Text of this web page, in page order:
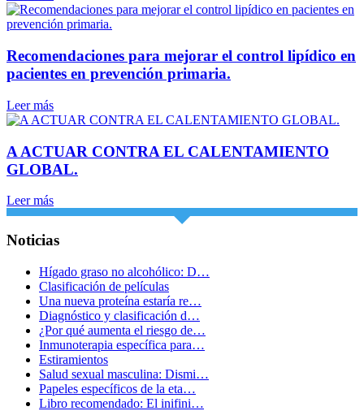
Recomendaciones para mejorar el control lipídico en
pacientes en prevención primaria.
Leer más
A ACTUAR CONTRA EL CALENTAMIENTO
GLOBAL.
Leer más
Noticias
Hígado graso no alcohólico: D…
Clasificación de películas
Una nueva proteína estaría re…
Diagnóstico y clasificación d…
¿Por qué aumenta el riesgo de…
Inmunoterapia específica para…
Estiramientos
Salud sexual masculina: Dismi…
Papeles específicos de la eta…
Libro recomendado: El inifini…